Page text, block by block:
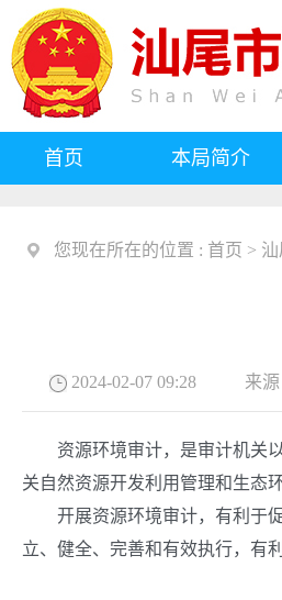
首页 本局简介
您现在所在的位置 : 首页 >
2024-02-07 09:28 来源
资源环境审计，是审计机关以
关自然资源开发利用管理和生态
开展资源环境审计，有利于促
立、健全、完善和有效执行，有